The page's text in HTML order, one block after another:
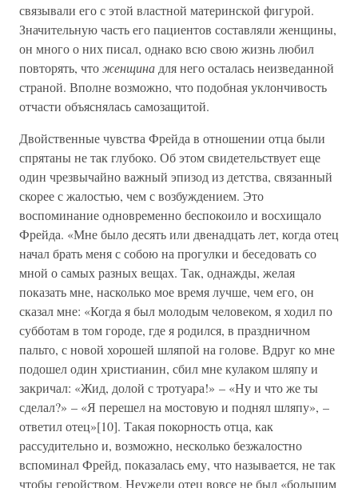
связывали его с этой властной материнской фигурой.
Значительную часть его пациентов составляли женщины,
он много о них писал, однако всю свою жизнь любил
повторять, чтоженщина для него осталась неизведанной
страной. Вполне возможно, что подобная уклончивость
отчасти объяснялась самозащитой.
Двойственные чувства Фрейда в отношении отца были
спрятаны не так глубоко. Об этом свидетельствует еще
один чрезвычайно важный эпизод из детства, связанный
скорее с жалостью, чем с возбуждением. Это
воспоминание одновременно беспокоило и восхищало
Фрейда. «Мне было десять или двенадцать лет, когда отец
начал брать меня с собою на прогулки и беседовать со
мной о самых разных вещах. Так, однажды, желая
показать мне, насколько мое время лучше, чем его, он
сказал мне: «Когда я был молодым человеком, я ходил по
субботам в том городе, где я родился, в праздничном
пальто, с новой хорошей шляпой на голове. Вдруг ко мне
подошел один христианин, сбил мне кулаком шляпу и
закричал: «Жид, долой с тротуара!» – «Ну и что же ты
сделал?» – «Я перешел на мостовую и поднял шляпу», –
ответил отец»[10]. Такая покорность отца, как
рассудительно и, возможно, несколько безжалостно
вспоминал Фрейд, показалась ему, что называется, не так
чтобы геройством. Неужели отец вовсе не был «большим